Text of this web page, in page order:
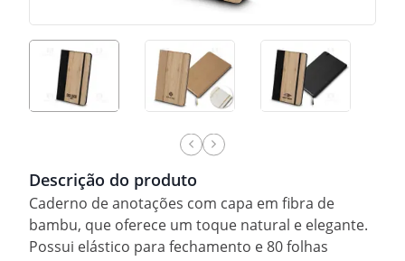
Descrição do produto
Caderno de anotações com capa em fibra de
bambu, que oferece um toque natural e elegante.
Possui elástico para fechamento e 80 folhas